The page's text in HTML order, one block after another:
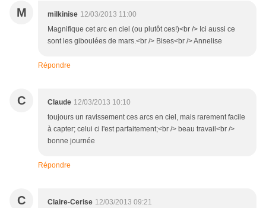
M milkinise 12/03/2013 11:00
Magnifique cet arc en ciel (ou plutôt ces!)<br /> Ici aussi ce
sont les giboulées de mars.<br /> Bises<br /> Annelise
Répondre
C Claude 12/03/2013 10:10
toujours un ravissement ces arcs en ciel, mais rarement facile
à capter; celui ci l'est parfaitement;<br /> beau travail<br />
bonne journée
Répondre
C Claire-Cerise 12/03/2013 09:21